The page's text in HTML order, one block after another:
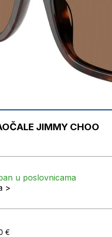
JIMMY CHOO
u poslovnicama
>
€